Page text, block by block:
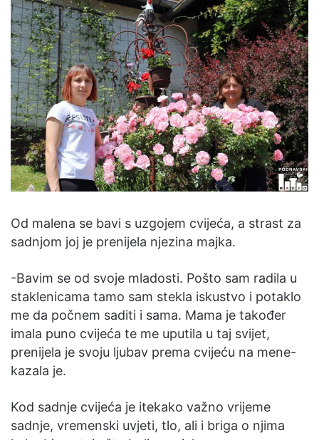
Od malena se bavi s uzgojem cvijeća, a strast za
sadnjom joj je prenijela njezina majka.
-Bavim se od svoje mladosti. Pošto sam radila u
staklenicama tamo sam stekla iskustvo i potaklo
me da počnem saditi i sama. Mama je također
imala puno cvijeća te me uputila u taj svijet,
prenijela je svoju ljubav prema cvijeću na mene-
kazala je.
Kod sadnje cvijeća je itekako važno vrijeme
sadnje, vremenski uvjeti, tlo, ali i briga o njima